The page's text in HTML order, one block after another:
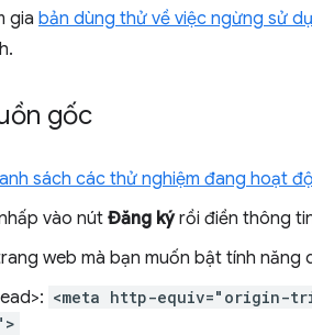
gia bản dùng thử về việc ngừng sử
gốc
sách các thử nghiệm đang hoạt
vào nút Đăng kýrồi điền thông
web mà bạn muốn bật tính năng
<meta http-equiv="origin-